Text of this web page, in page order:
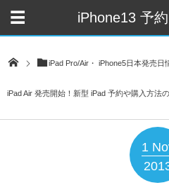
iPhone13 予
iPad Pro/Air・ iPhone5日本発売日
iPad Air 発売開始！新型 iPad 予約や購入方法
1